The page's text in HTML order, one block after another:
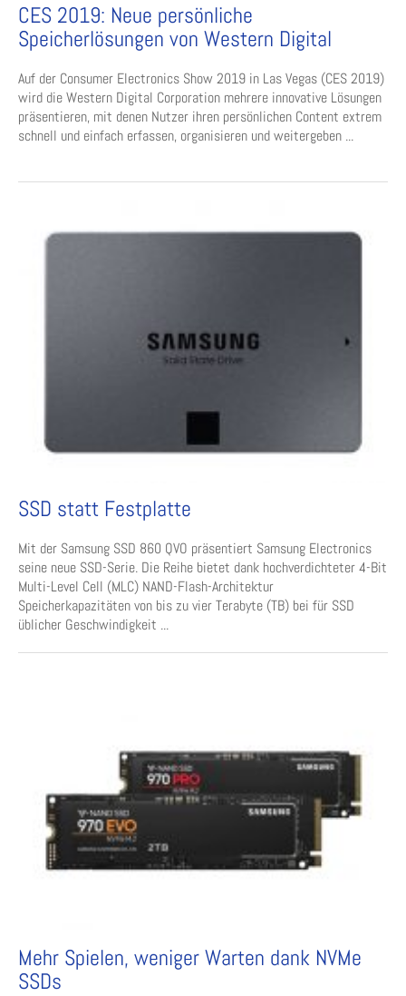
CES 2019: Neue persönliche
Speicherlösungen von Western Digital
Auf der Consumer Electronics Show 2019 in Las Vegas (CES 2019)
wird die Western Digital Corporation mehrere innovative Lösungen
präsentieren, mit denen Nutzer ihren persönlichen Content extrem
schnell und einfach erfassen, organisieren und weitergeben ...
SSD statt Festplatte
Mit der Samsung SSD 860 QVO präsentiert Samsung Electronics
seine neue SSD-Serie. Die Reihe bietet dank hochverdichteter 4-Bit
Multi-Level Cell (MLC) NAND-Flash-Architektur
Speicherkapazitäten von bis zu vier Terabyte (TB) bei für SSD
üblicher Geschwindigkeit ...
Mehr Spielen, weniger Warten dank NVMe
SSDs